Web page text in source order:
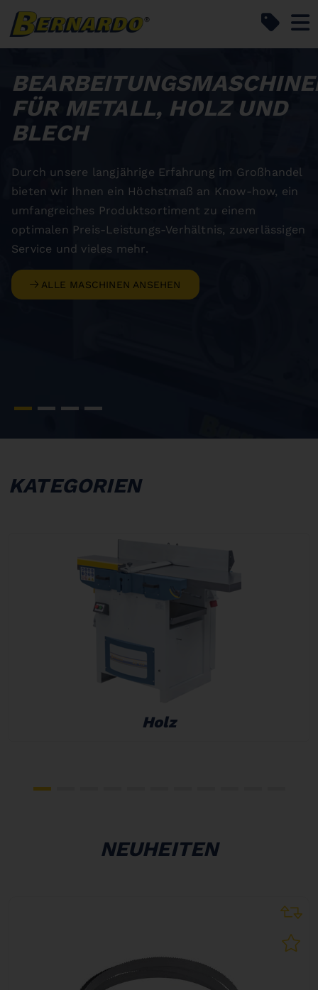
FÜR METALL, HOLZ UND
BLECH
Durch unsere langjährige Erfahrung im Großhandel
bieten wir Ihnen ein Höchstmaß an Know-how, ein
umfangreiches Produktsortiment zu einem
optimalen Preis-Leistungs-Verhältnis, zuverlässigen
Service und vieles mehr.
ALLE MASCHINEN ANSEHEN
KATEGORIEN
Holz
NEUHEITEN